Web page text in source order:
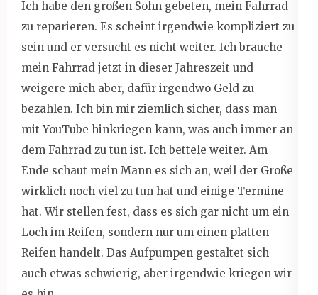
Ich habe den großen Sohn gebeten, mein Fahrrad
zu reparieren. Es scheint irgendwie kompliziert zu
sein und er versucht es nicht weiter. Ich brauche
mein Fahrrad jetzt in dieser Jahreszeit und
weigere mich aber, dafür irgendwo Geld zu
bezahlen. Ich bin mir ziemlich sicher, dass man
mit YouTube hinkriegen kann, was auch immer an
dem Fahrrad zu tun ist. Ich bettele weiter. Am
Ende schaut mein Mann es sich an, weil der Große
wirklich noch viel zu tun hat und einige Termine
hat. Wir stellen fest, dass es sich gar nicht um ein
Loch im Reifen, sondern nur um einen platten
Reifen handelt. Das Aufpumpen gestaltet sich
auch etwas schwierig, aber irgendwie kriegen wir